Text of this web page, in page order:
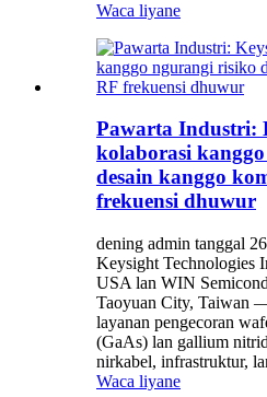
Waca liyane
Pawarta Industri:
kolaborasi
desain kanggo
frekuensi dhuwur
dening admin tanggal
Keysight Technologies
USA lan WIN
Taoyuan City, Taiwan
layanan pengecoran
(GaAs) lan gallium
nirkabel, infrastruktur,
Waca liyane